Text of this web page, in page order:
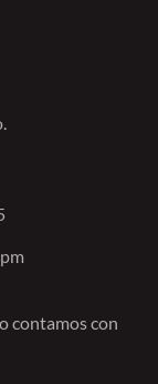
contamos con